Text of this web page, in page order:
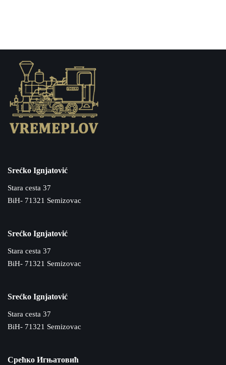
Srećko Ignjatović
Stara cesta 37
BiH- 71321 Semizovac
Srećko Ignjatović
Stara cesta 37
BiH- 71321 Semizovac
Srećko Ignjatović
Stara cesta 37
BiH- 71321 Semizovac
Срећко Игњатовић